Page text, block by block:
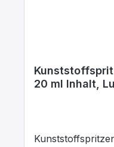
20 ml Inhalt,